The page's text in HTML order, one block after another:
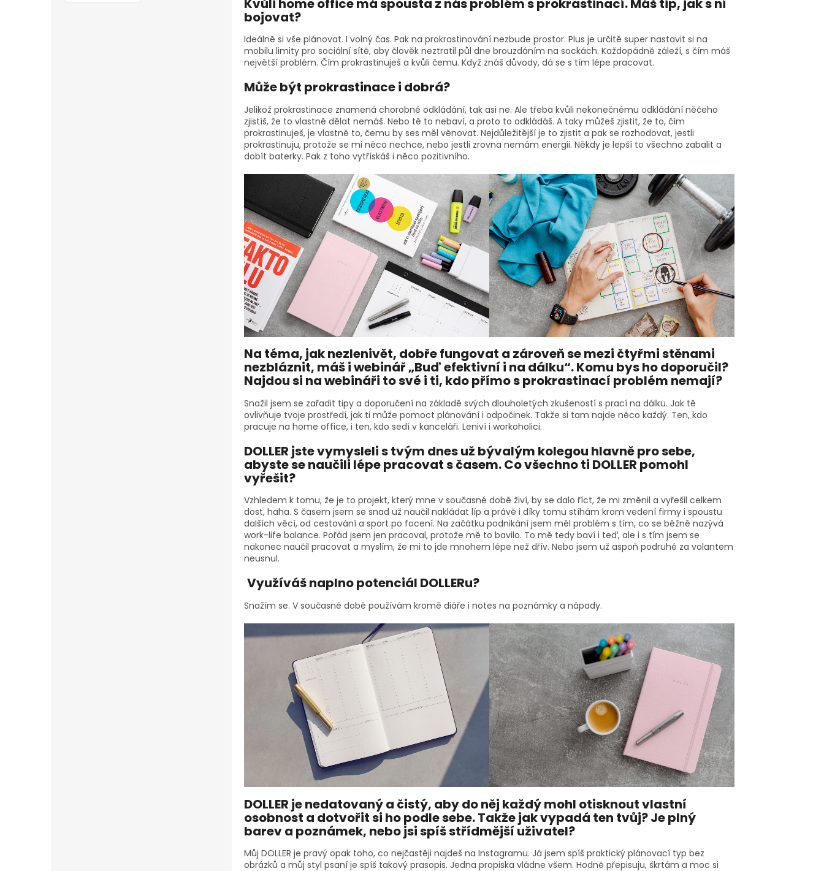
bojovat?
Ideálně si vše plánovat. I volný čas. Pak na prokrastinování nezbude prostor. Plus je určitě super nastavit si na
mobilu limity pro sociální sítě, aby člověk neztratil půl dne brouzdáním na sockách. Každopádně záleží, s čím máš
největší problém. Čím prokrastinuješ a kvůli čemu. Když znáš důvody, dá se s tím lépe pracovat.
Může být prokrastinace i dobrá?
Jelikož prokrastinace znamená chorobné odkládání, tak asi ne. Ale třeba kvůli nekonečnému odkládání něčeho
zjistíš, že to vlastně dělat nemáš. Nebo tě to nebaví, a proto to odkládáš. A taky můžeš zjistit, že to, čím
prokrastinuješ, je vlastně to, čemu by ses měl věnovat. Nejdůležitější je to zjistit a pak se rozhodovat, jestli
prokrastinuju, protože se mi něco nechce, nebo jestli zrovna nemám energii. Někdy je lepší to všechno zabalit a
dobít baterky. Pak z toho vytřískáš i něco pozitivního.
Na téma, jak nezlenivět, dobře fungovat a zároveň se mezi čtyřmi stěnami
nezbláznit, máš i webinář „Buď efektivní i na dálku“. Komu bys ho doporučil?
Najdou si na webináři to své i ti, kdo přímo s prokrastinací problém nemají?
Snažil jsem se zařadit tipy a doporučení na základě svých dlouholetých zkušeností s prací na dálku. Jak tě
ovlivňuje tvoje prostředí, jak ti může pomoct plánování i odpočinek. Takže si tam najde něco každý. Ten, kdo
pracuje na home office, i ten, kdo sedí v kanceláři. Leniví i workoholici.
DOLLER jste vymysleli s tvým dnes už bývalým kolegou hlavně pro sebe,
abyste se naučili lépe pracovat s časem. Co všechno ti DOLLER pomohl
vyřešit?
Vzhledem k tomu, že je to projekt, který mne v současné době živí, by se dalo říct, že mi změnil a vyřešil celkem
dost, haha. S časem jsem se snad už naučil nakládat líp a právě i díky tomu stíhám krom vedení firmy i spoustu
dalších věcí, od cestování a sport po focení. Na začátku podnikání jsem měl problém s tím, co se běžně nazývá
work-life balance. Pořád jsem jen pracoval, protože mě to bavilo. To mě tedy baví i teď, ale i s tím jsem se
nakonec naučil pracovat a myslím, že mi to jde mnohem lépe než dřív. Nebo jsem už aspoň podruhé za volantem
neusnul.
Využíváš naplno potenciál DOLLERu?
Snažím se. V současné době používám kromě diáře i notes na poznámky a nápady.
DOLLER je nedatovaný a čistý, aby do něj každý mohl otisknout vlastní
osobnost a dotvořit si ho podle sebe. Takže jak vypadá ten tvůj? Je plný
barev a poznámek, nebo jsi spíš střídmější uživatel?
Můj DOLLER je pravý opak toho, co nejčastěji najdeš na Instagramu. Já jsem spíš praktický plánovací typ bez
obrázků a můj styl psaní je spíš takový prasopis. Jedna propiska vládne všem. Hodně přepisuju, škrtám a moc si